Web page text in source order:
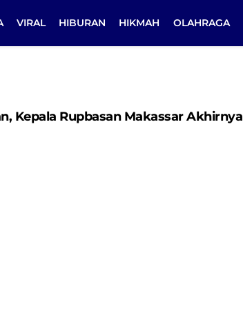
VIRAL HIBURAN HIKMAH OLAHRAGA
Kepala Rupbasan Makassar Akhirnya